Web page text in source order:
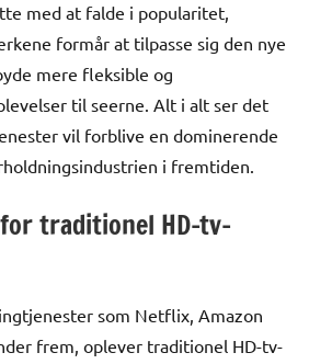
med at falde i popularitet,
formår at tilpasse sig den nye
mere fleksible og
til seerne. Alt i alt ser det
vil forblive en dominerende
i fremtiden.
traditionel HD-tv-
som Netflix, Amazon
frem, oplever traditionel HD-tv-